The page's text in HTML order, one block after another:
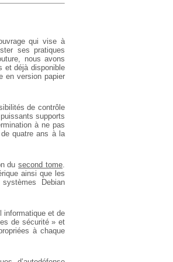
qui vise à
ses pratiques
nous avons
et déjà disponible
en version papier
de contrôle
supports
à ne pas
quatre ans à la
dusecond tome.
ainsi que les
Debian
informatique et de
de sécurité » et
à chaque